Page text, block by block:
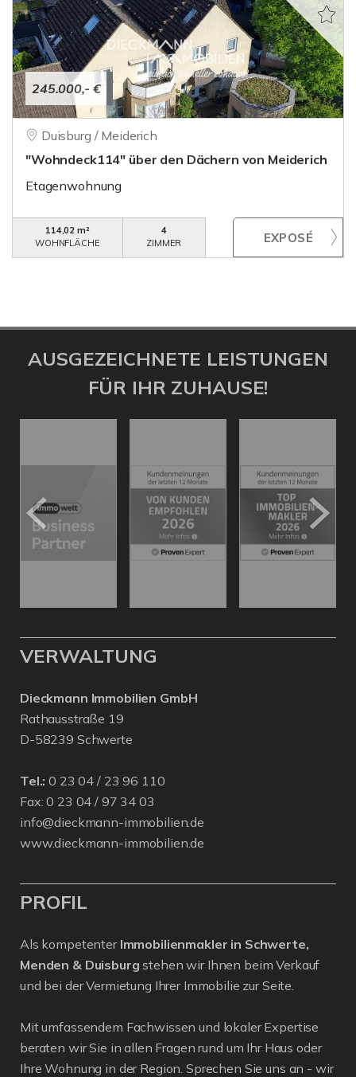
245.000,- €
Duisburg / Meiderich
"Wohndeck114" über den Dächern von Meiderich
Etagenwohnung
114,02 m²
WOHNFLÄCHE
4
ZIMMER
AUSGEZEICHNETE LEISTUNGEN
FÜR IHR ZUHAUSE!
VERWALTUNG
Dieckmann Immobilien GmbH
Rathausstraße 19
D-58239 Schwerte
Tel.: 0 23 04 / 23 96 110
Fax: 0 23 04 / 97 34 03
info@dieckmann-immobilien.de
www.dieckmann-immobilien.de
PROFIL
Als kompetenter Immobilienmakler in Schwerte,
Menden & Duisburg stehen wir Ihnen beim Verkauf
und bei der Vermietung Ihrer Immobilie zur Seite.
Mit umfassendem Fachwissen und lokaler Expertise
beraten wir Sie in allen Fragen rund um Ihr Haus oder
Ihre Wohnung in der Region. Sprechen Sie uns an - wir